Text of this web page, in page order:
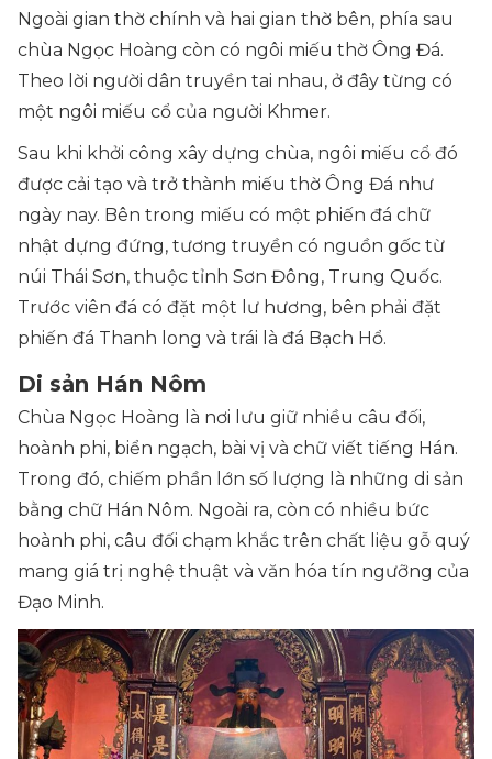
Ngoài gian thờ chính và hai gian thờ bên, phía sau
chùa Ngọc Hoàng còn có ngôi miếu thờ Ông Đá.
Theo lời người dân truyền tai nhau, ở đây từng có
một ngôi miếu cổ của người Khmer.
Sau khi khởi công xây dựng chùa, ngôi miếu cổ đó
được cải tạo và trở thành miếu thờ Ông Đá như
ngày nay. Bên trong miếu có một phiến đá chữ
nhật dựng đứng, tương truyền có nguồn gốc từ
núi Thái Sơn, thuộc tỉnh Sơn Đông, Trung Quốc.
Trước viên đá có đặt một lư hương, bên phải đặt
phiến đá Thanh long và trái là đá Bạch Hổ.
Di sản Hán Nôm
Chùa Ngọc Hoàng là nơi lưu giữ nhiều câu đối,
hoành phi, biển ngạch, bài vị và chữ viết tiếng Hán.
Trong đó, chiếm phần lớn số lượng là những di sản
bằng chữ Hán Nôm. Ngoài ra, còn có nhiều bức
hoành phi, câu đối chạm khắc trên chất liệu gỗ quý
mang giá trị nghệ thuật và văn hóa tín ngưỡng của
Đạo Minh.